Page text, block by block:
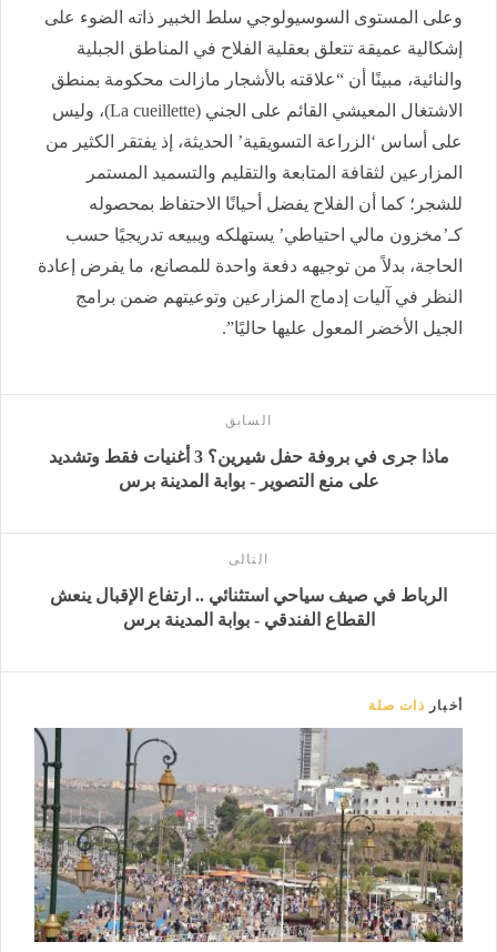
وعلى المستوى السوسيولوجي سلط الخبير ذاته الضوء على
إشكالية عميقة تتعلق بعقلية الفلاح في المناطق الجبلية
والنائية، مبينًا أن “علاقته بالأشجار مازالت محكومة بمنطق
الاشتغال المعيشي القائم على الجني (La cueillette)، وليس
على أساس ‘الزراعة التسويقية’ الحديثة، إذ يفتقر الكثير من
المزارعين لثقافة المتابعة والتقليم والتسميد المستمر
للشجر؛ كما أن الفلاح يفضل أحيانًا الاحتفاظ بمحصوله
كـ’مخزون مالي احتياطي’ يستهلكه ويبيعه تدريجيًا حسب
الحاجة، بدلاً من توجيهه دفعة واحدة للمصانع، ما يفرض إعادة
النظر في آليات إدماج المزارعين وتوعيتهم ضمن برامج
الجيل الأخضر المعول عليها حاليًا”.
السابق
ماذا جرى في بروفة حفل شيرين؟ 3 أغنيات فقط وتشديد
على منع التصوير - بوابة المدينة برس
التالى
الرباط في صيف سياحي استثنائي .. ارتفاع الإقبال ينعش
القطاع الفندقي - بوابة المدينة برس
أخبار ذات صلة